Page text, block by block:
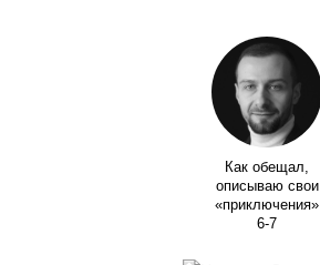
Как обещал,
описываю свои
«приключения»
6-7